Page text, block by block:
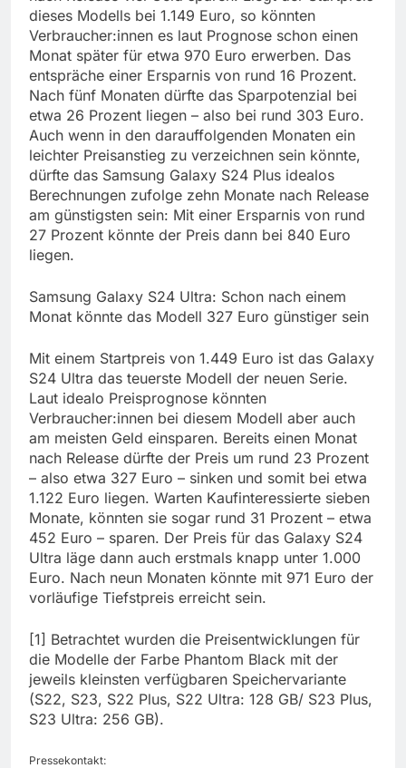
dieses Modells bei 1.149 Euro, so könnten
Verbraucher:innen es laut Prognose schon einen
Monat später für etwa 970 Euro erwerben. Das
entspräche einer Ersparnis von rund 16 Prozent.
Nach fünf Monaten dürfte das Sparpotenzial bei
etwa 26 Prozent liegen – also bei rund 303 Euro.
Auch wenn in den darauffolgenden Monaten ein
leichter Preisanstieg zu verzeichnen sein könnte,
dürfte das Samsung Galaxy S24 Plus idealos
Berechnungen zufolge zehn Monate nach Release
am günstigsten sein: Mit einer Ersparnis von rund
27 Prozent könnte der Preis dann bei 840 Euro
liegen.
Samsung Galaxy S24 Ultra: Schon nach einem
Monat könnte das Modell 327 Euro günstiger sein
Mit einem Startpreis von 1.449 Euro ist das Galaxy
S24 Ultra das teuerste Modell der neuen Serie.
Laut idealo Preisprognose könnten
Verbraucher:innen bei diesem Modell aber auch
am meisten Geld einsparen. Bereits einen Monat
nach Release dürfte der Preis um rund 23 Prozent
– also etwa 327 Euro – sinken und somit bei etwa
1.122 Euro liegen. Warten Kaufinteressierte sieben
Monate, könnten sie sogar rund 31 Prozent – etwa
452 Euro – sparen. Der Preis für das Galaxy S24
Ultra läge dann auch erstmals knapp unter 1.000
Euro. Nach neun Monaten könnte mit 971 Euro der
vorläufige Tiefstpreis erreicht sein.
[1] Betrachtet wurden die Preisentwicklungen für
die Modelle der Farbe Phantom Black mit der
jeweils kleinsten verfügbaren Speichervariante
(S22, S23, S22 Plus, S22 Ultra: 128 GB/ S23 Plus,
S23 Ultra: 256 GB).
Pressekontakt: